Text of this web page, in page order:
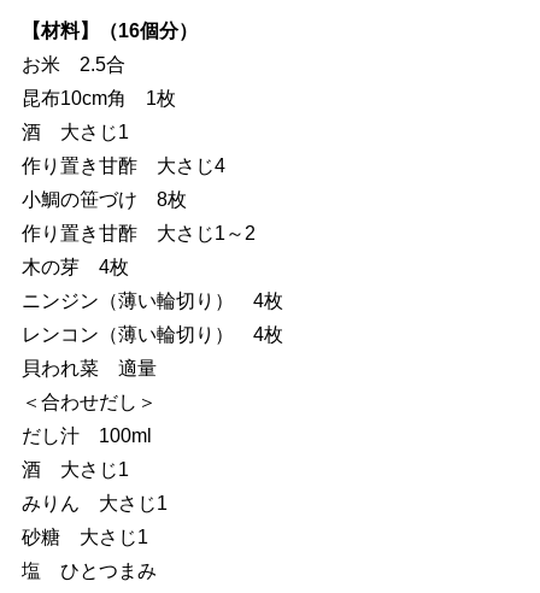
【材料】（16個分）
お米 2.5合
昆布10cm角 1枚
酒 大さじ1
作り置き甘酢 大さじ4
小鯛の笹づけ 8枚
作り置き甘酢 大さじ1～2
木の芽 4枚
ニンジン（薄い輪切り） 4枚
レンコン（薄い輪切り） 4枚
貝われ菜 適量
＜合わせだし＞
だし汁 100ml
酒 大さじ1
みりん 大さじ1
砂糖 大さじ1
塩 ひとつまみ